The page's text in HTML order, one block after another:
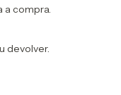
a compra.
devolver.